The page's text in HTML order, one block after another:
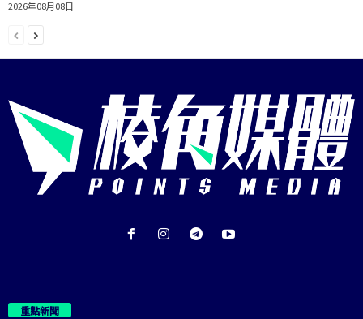
2026年08月08日
重點新聞